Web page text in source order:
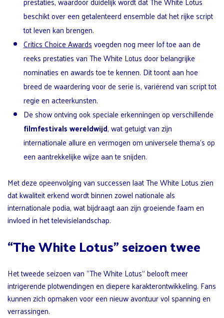
beschikt over een getalenteerd ensemble dat het rijke script
tot leven kan brengen.
Critics Choice Awardsvoegden nog meer lof toe aan de
reeks prestaties van The White Lotus door belangrijke
nominaties en awards toe te kennen. Dit toont aan hoe
breed de waardering voor de serie is, variërend van script tot
regie en acteerkunsten.
De show ontving ook speciale erkenningen op verschillende
filmfestivals wereldwijd, wat getuigt van zijn
internationale allure en vermogen om universele thema’s op
een aantrekkelijke wijze aan te snijden.
Met deze opeenvolging van successen laat The White Lotus zien
dat kwaliteit erkend wordt binnen zowel nationale als
internationale podia, wat bijdraagt aan zijn groeiende faam en
invloed in het televisielandschap.
“The White Lotus” seizoen twee
Het tweede seizoen van “The White Lotus” belooft meer
intrigerende plotwendingen en diepere karakterontwikkeling. Fans
kunnen zich opmaken voor een nieuw avontuur vol spanning en
verrassingen.